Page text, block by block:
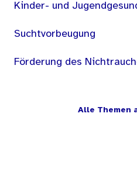
Kinder- und
Suchtvorbeugung
Förderung des
Alle Themen